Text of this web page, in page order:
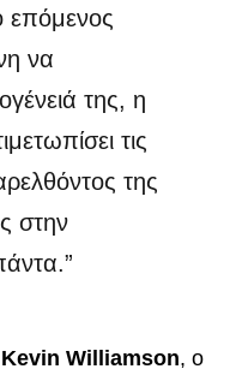
επόμενος
να
της, η
τις
της
στην
Kevin Williamson, ο